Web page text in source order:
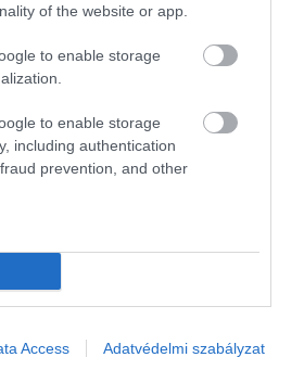
of the website or app.
to enable storage
to enable storage
including authentication
prevention, and other
Access Adatvédelmi szabályzat
rovarok különösen kedvelik a cukros,
ilyenkor sok kerttulajdonos találkozik